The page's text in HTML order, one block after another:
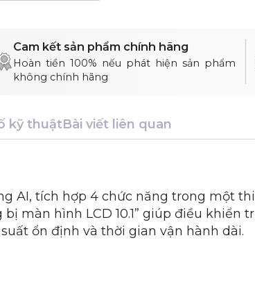
Cam kết sản phẩm chính hãng
Hoàn tiền 100% nếu phát hiện sản phẩm
không chính hãng
kỹ thuậtBài viết liên quan
AI, tích hợp 4 chức năng trong một
màn hình LCD 10.1” giúp điều khiển
ổn định và thời gian vận hành dài.